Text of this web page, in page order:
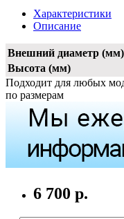
Характеристики
Описание
Внешний диаметр (мм)
Высота (мм)
Подходит для любых
по размерам
6 700 р.